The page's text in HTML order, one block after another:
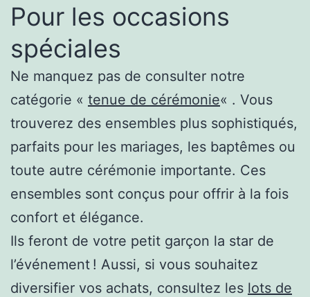
Pour les occasions
spéciales
Ne manquez pas de consulter notre
catégorie « tenue de cérémonie« . Vous
trouverez des ensembles plus sophistiqués,
parfaits pour les mariages, les baptêmes ou
toute autre cérémonie importante. Ces
ensembles sont conçus pour offrir à la fois
confort et élégance.
Ils feront de votre petit garçon la star de
l’événement ! Aussi, si vous souhaitez
diversifier vos achats, consultez les lots de